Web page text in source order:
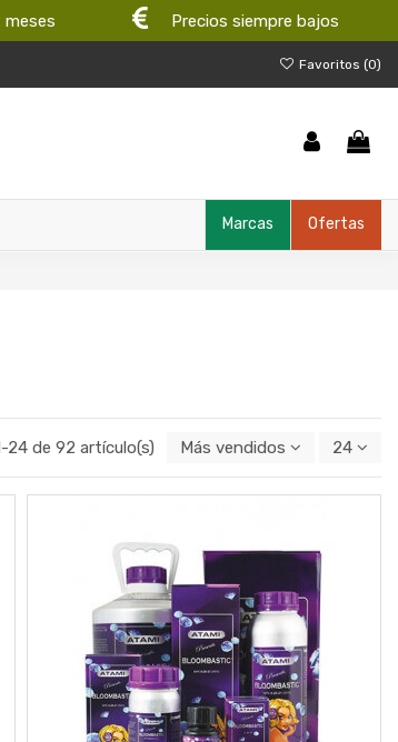
meses Precios siempre bajos
Favoritos (0)
Ofertas
Marcas
24 de 92 artículo(s) Más vendidos 24